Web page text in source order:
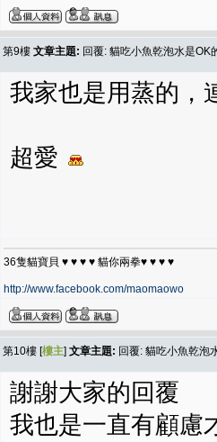
第9樓 文章主題: 回覆: 貓吃小魚乾泡水是OK
我家也是用蒸的，
超愛
36隻貓寶貝 ♥ ♥ ♥ ♥ 貓你兩拳♥ ♥ ♥ ♥
http://www.facebook.com/maomaowo
第10樓 [樓主] 文章主題: 回覆: 貓吃小魚乾泡
謝謝大家的回覆
我也是一直有顧慮